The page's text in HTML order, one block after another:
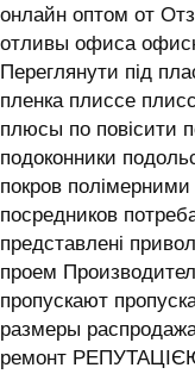
онлайн оптом от
отливы офиса
Переглянути під
пленка плиссе
плюсы по повісити
подоконники
покров
посредников
представлені
проем
пропускают
размеры
ремонт